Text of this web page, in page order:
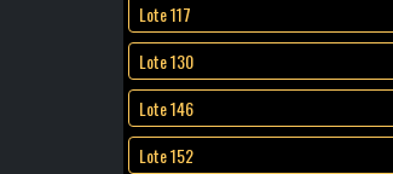
Lote 117
Lote 130
Lote 146
Lote 152